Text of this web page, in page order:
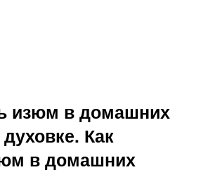
изюм в домашних
Как
в домашних